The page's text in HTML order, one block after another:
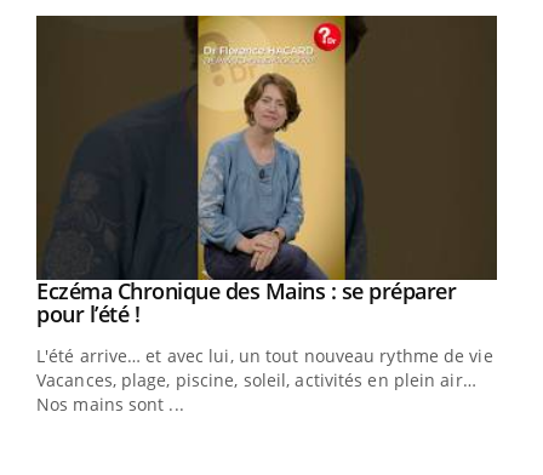
Youtube
Eczéma Chronique des Mains : se préparer
pour l’été !Youtube
L'été arrive… et avec lui, un tout nouveau rythme de vie !
Vacances, plage, piscine, soleil, activités en plein air…
Nos mains sont ...